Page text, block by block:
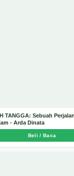
TANGGA: Sebuah
- Arda Dinata
Beli / Baca